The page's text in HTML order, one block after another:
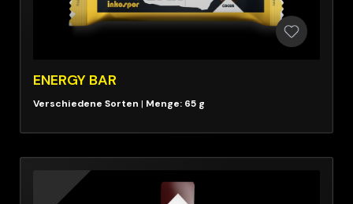
ENERGY BAR
| Menge: 65 g